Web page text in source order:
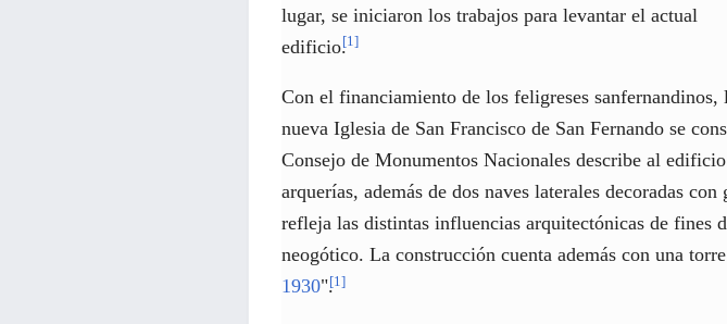
lugar, se iniciaron los trabajos para levantar el actual
edificio.[1]
Con el financiamiento de los feligreses sanfernandinos,
nueva Iglesia de San Francisco de San Fernando se
Consejo de Monumentos Nacionales describe al
arquerías, además de dos naves laterales decoradas
refleja las distintas influencias arquitectónicas de
neogótico. La construcción cuenta además con una
1930".[1]